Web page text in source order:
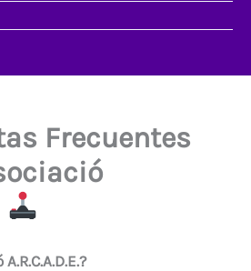
Frecuentes